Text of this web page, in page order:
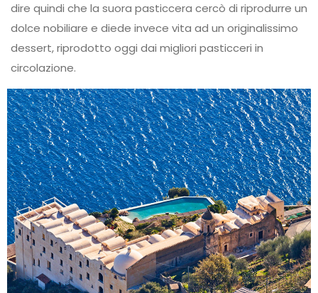
dire quindi che la suora pasticcera cercò di riprodurre un
dolce nobiliare e diede invece vita ad un originalissimo
dessert, riprodotto oggi dai migliori pasticceri in
circolazione.